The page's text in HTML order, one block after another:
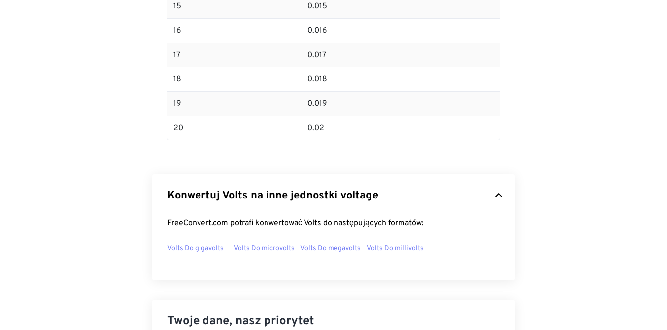
15 0.015
16 0.016
17 0.017
18 0.018
19 0.019
20 0.02
Konwertuj Volts na inne jednostki voltage
FreeConvert.com potrafi konwertować Volts do następujących formatów:
Volts Do gigavolts Volts Do microvolts Volts Do megavolts Volts Do millivolts
Twoje dane, nasz priorytet